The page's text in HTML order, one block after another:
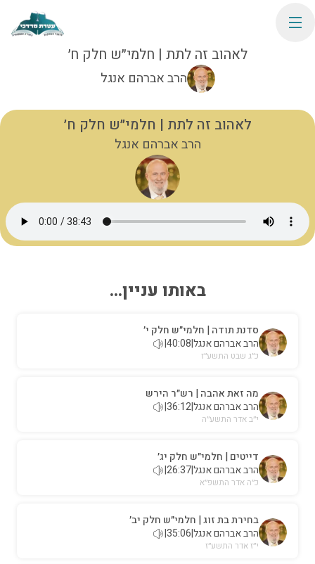
לאהוב זה לתת | חלמי״ש חלק ח׳
הרב אברהם אנגל
לאהוב זה לתת | חלמי״ש חלק ח׳
הרב אברהם אנגל
באותו עניין...
סדנת תודה | חלמי״ש חלק י׳
הרב אברהם אנגל|
40:08
|
כ״ג שבט התשע״ז
מה זאת אהבה | רש״ר הירש
הרב אברהם אנגל|
36:12
|
י״ב אדר התשע״ה
דייטים | חלמי״ש חלק יג׳
הרב אברהם אנגל|
26:37
|
כ״ה אדר התשפ״א
בחירת בת זוג | חלמי״ש חלק יב׳
הרב אברהם אנגל|
35:06
|
י״ז אדר התשע״ז